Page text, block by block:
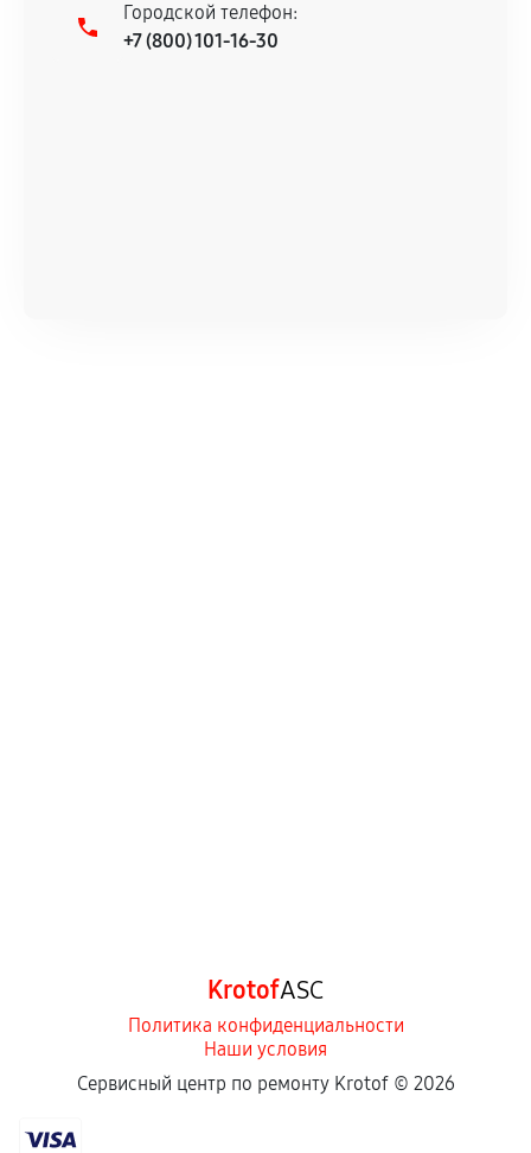
Городской телефон:
+7 (800) 101-16-30
KrotofASC
Политика конфиденциальности
Наши условия
Сервисный центр по ремонту Krotof © 2026